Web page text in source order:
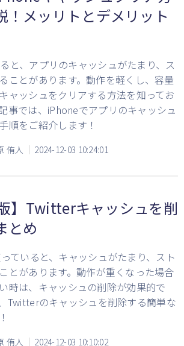
！メッリトとデメリット
と、アプリのキャッシュがたまり、ス
ことがあります。動作を軽くし、容量
ャッシュをクリアする方法を知ってお
事では、iPhoneでアプリのキャッシュ
順をご紹介します！
侑人 2024-12-03 10:24:01
】Twitterキャッシュを削
とめ
ていると、キャッシュがたまり、スト
とがあります。動作が重くなった場合
時は、キャッシュの削除が効果的で
Twitterのキャッシュを削除する簡単な
侑人 2024-12-03 10:10:02